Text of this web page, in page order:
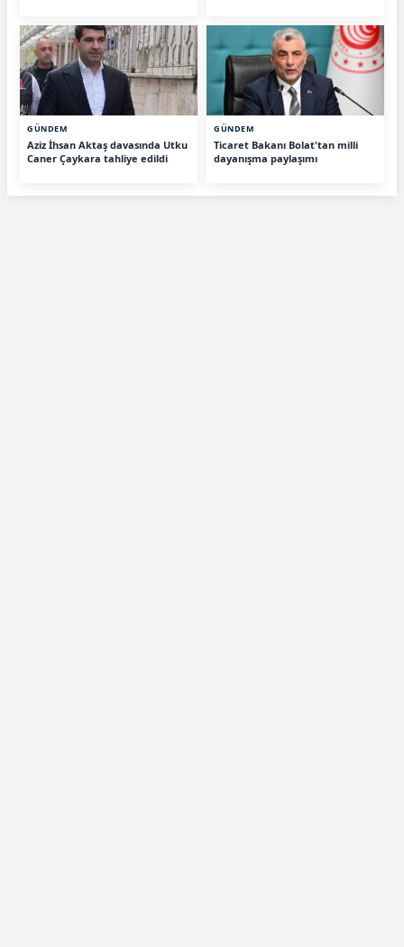
GÜNDEM
Aziz İhsan Aktaş davasında Utku
Caner Çaykara tahliye edildi
GÜNDEM
Ticaret Bakanı Bolat'tan milli
dayanışma paylaşımı